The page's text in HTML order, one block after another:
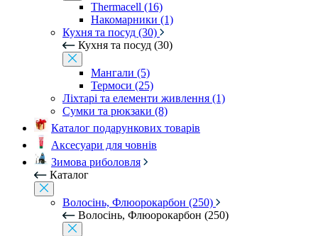
Thermacell (16)
Накомарники (1)
Кухня та посуд (30)
Кухня та посуд (30)
Мангали (5)
Термоси (25)
Ліхтарі та елементи живлення (1)
Сумки та рюкзаки (8)
Каталог подарункових товарів
Аксесуари для човнів
Зимова риболовля
Каталог
Волосінь, Флюорокарбон (250)
Волосінь, Флюорокарбон (250)